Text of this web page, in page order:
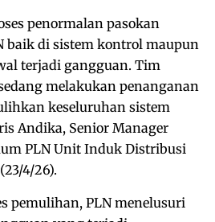
penormalan pasokan
baik di sistem kontrol maupun
terjadi gangguan. Tim
melakukan penanganan
keseluruhan sistem
Andika, Senior Manager
PLN Unit Induk Distribusi
4/26).
pemulihan, PLN menelusuri